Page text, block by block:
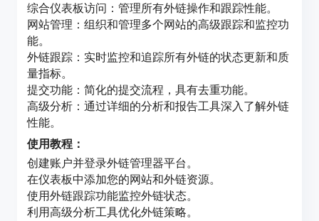
综合仪表板访问：管理所有外链操作和跟踪性能。
网站管理：组织和管理多个网站的高级跟踪和监控功
能。
外链跟踪：实时监控和追踪所有外链的状态更新和质
量指标。
提交功能：简化的提交流程，具有去重功能。
高级分析：通过详细的分析和报告工具深入了解外链
性能。
使用教程：
创建账户并登录外链管理器平台。
在仪表板中添加您的网站和外链资源。
使用外链跟踪功能监控外链状态。
利用高级分析工具优化外链策略。